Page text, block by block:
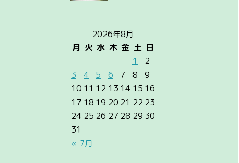
2026年8月
月 火 水 木 金 土 日
« 7月
1
2
3
4 5 6 7 8
9
10 11 12 13 14 15 16
17 18 19 20 21 22 23
24 25 26 27 28 29 30
31